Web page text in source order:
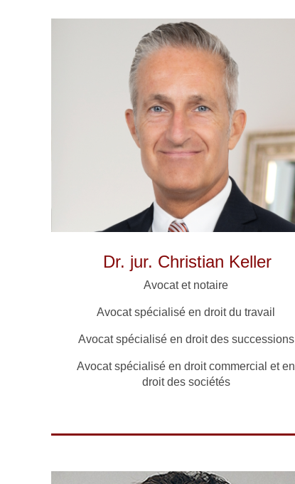
Dr. jur. Christian Keller
Avocat et notaire
Avocat spécialisé en droit du travail
Avocat spécialisé en droit des successions
Avocat spécialisé en droit commercial et en
droit des sociétés